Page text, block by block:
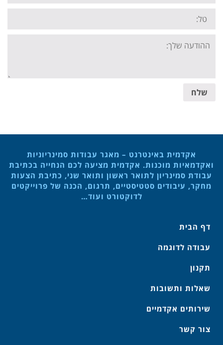
Tel:
Your
message:
שלח
אקדמית באינטרנט – מאגר עבודות סמינריוניות
ואקדמאיות מוכנות. אקדמית מציעה לכם הנחייה בכתיבת
עבודת סמינריון לתואר ראשון ותואר שני, כתיבת הצעות
מחקר, עיבודים סטטיסטיים, תרגום, הכנה של פרוייקטים
לדוקטורט ועוד…
דף הבית
עבודה לדוגמה
תקנון
שאלות ותשובות
שירותים אקדמיים
צור קשר